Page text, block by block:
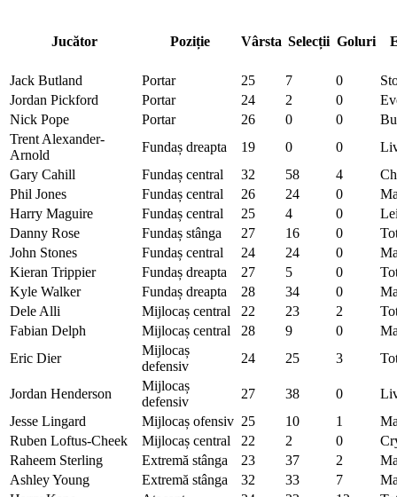
Jucător Poziție Vârsta Selecții Goluri
Jack Butland Portar 25 7 0
Jordan Pickford
Portar 24 2 0
Nick Pope
Portar 26 0 0
Trent Alexander-
Arnold
Fundaș dreapta 19 0 0
Gary Cahill
Fundaș central 32 58 4
Phil Jones
Fundaș central 26 24 0
Harry Maguire
Fundaș central 25 4 0
Danny Rose
Fundaș stânga 27 16 0
John Stones
Fundaș central 24 24 0
Kieran Trippier
Fundaș dreapta 27 5 0
Kyle Walker
Fundaș dreapta 28 34 0
Dele Alli
Mijlocaș central 22 23 2
Fabian Delph
Mijlocaș central 28 9 0
Eric Dier
Mijlocaș
defensiv
24 25 3
Jordan Henderson
Mijlocaș
defensiv
27 38 0
Jesse Lingard
Mijlocaș ofensiv 25 10 1
Ruben Loftus-Cheek
Mijlocaș central 22 2 0
Raheem Sterling
Extremă stânga 23 37 2
Ashley Young
Extremă stânga 32 33 7